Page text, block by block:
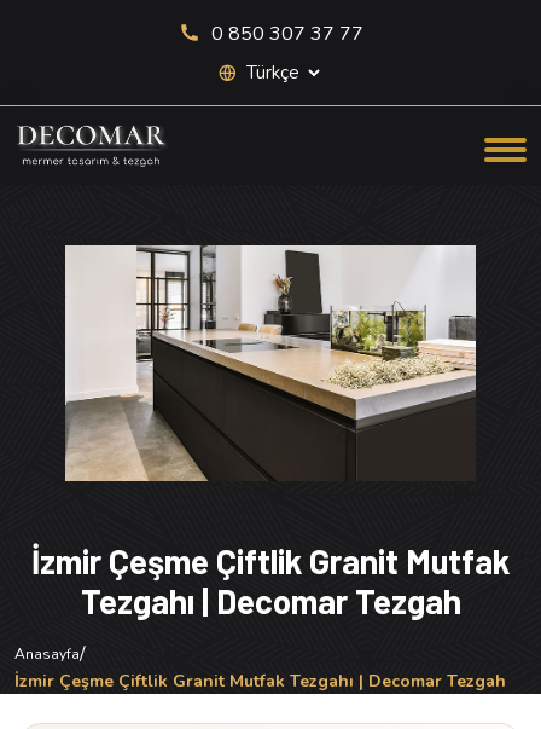
0 850 307 37 77
Site dili seçimi
İzmir Çeşme Çiftlik Granit Mutfak
Tezgahı | Decomar Tezgah
Anasayfa/
İzmir Çeşme Çiftlik Granit Mutfak Tezgahı | Decomar Tezgah